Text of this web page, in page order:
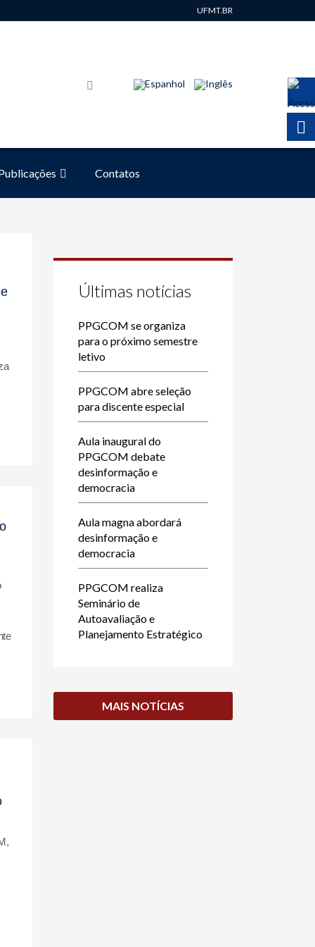
UFMT.BR
Contatos
Últimas notícias
PPGCOM se organiza
para o próximo semestre
letivo
PPGCOM abre seleção
para discente especial
Aula inaugural do
PPGCOM debate
desinformação e
democracia
Aula magna abordará
desinformação e
democracia
PPGCOM realiza
Seminário de
Autoavaliação e
Planejamento Estratégico
MAIS NOTÍCIAS